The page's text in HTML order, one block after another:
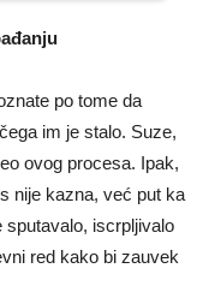
po tome da
im je stalo. Suze,
ovog procesa. Ipak,
nije kazna, već put ka
iscrpljivalo
red kako bi zauvek